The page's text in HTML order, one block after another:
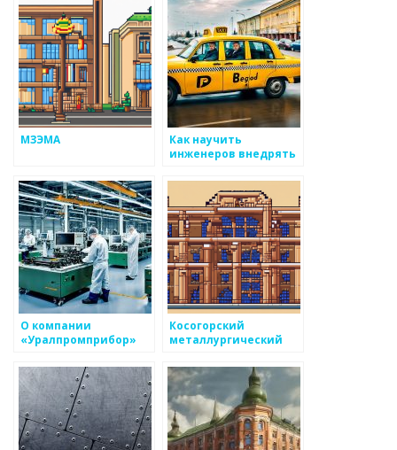
МЗЭМА
Как научить
инженеров внедрять
производстве
металоизделий
О компании
«Уралпромприбор»
Косогорский
металлургический